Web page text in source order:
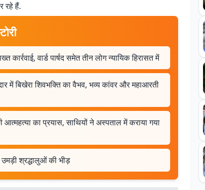
रहे हैं.
कार्रवाई, वार्ड पार्षद समेत तीन लोग न्यायिक हिरासत में
में बिखेरा शिवभक्ति का वैभव, भव्य कांवर और महाआरती
का प्रयास, साथियों ने अस्पताल में कराया गया
श्रद्धालुओं की भीड़